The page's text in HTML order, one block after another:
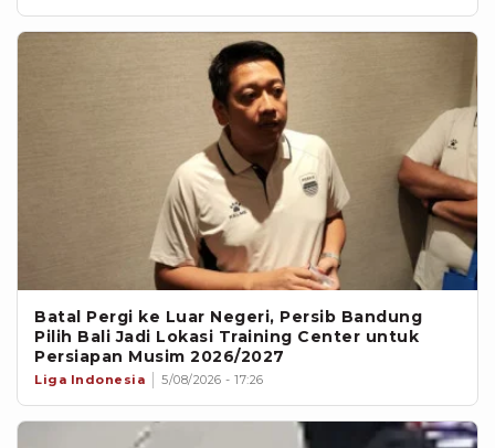
Batal Pergi ke Luar Negeri, Persib Bandung
Pilih Bali Jadi Lokasi Training Center untuk
Persiapan Musim 2026/2027
Liga Indonesia 5/08/2026 - 17:26